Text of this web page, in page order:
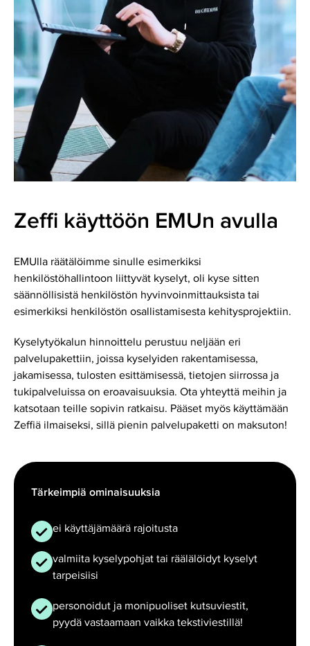
Zeffi käyttöön EMUn avulla
EMUlla räätälöimme sinulle esimerkiksi
henkilöstöhallintoon liittyvät kyselyt, oli kyse sitten
säännöllisistä henkilöstön hyvinvoinmittauksista tai
esimerkiksi henkilöstön osallistamisesta kehitysprojektiin.
Kyselytyökalun hinnoittelu perustuu neljään eri
palvelupakettiin, joissa kyselyiden rakentamisessa,
jakamisessa, tulosten esittämisessä, tietojen siirrossa ja
tukipalveluissa on eroavaisuuksia. Ota yhteyttä meihin ja
katsotaan teille sopivin ratkaisu. Pääset myös käyttämään
Zeffiä ilmaiseksi, sillä pienin palvelupaketti on maksuton!
Tärkeimpiä ominaisuuksia
ei käyttäjämäärä rajoitusta
valmiita kyselypohjat tai räälälöidyt kyselyt
tarpeisiisi
personoidut ja monipuoliset kutsuviestit,
pyydä vastaamaan vaikka tekstiviestillä!